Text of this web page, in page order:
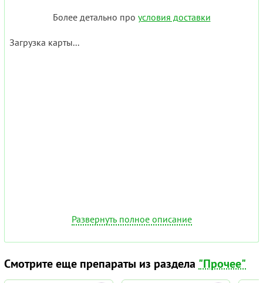
Более детально про условия доставки
Загрузка карты...
Развернуть полное описание
Смотрите еще препараты из раздела "Прочее"